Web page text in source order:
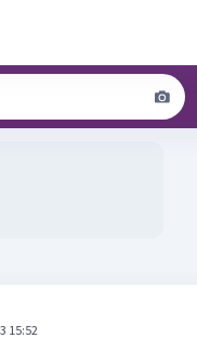
15:52